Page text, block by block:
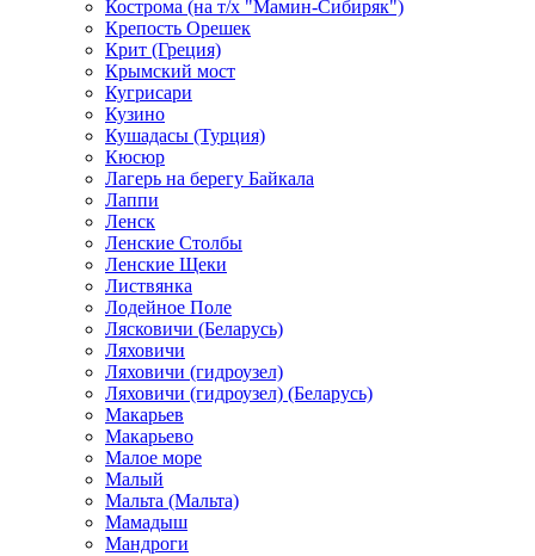
Кострома (на т/х "Мамин-Сибиряк")
Крепость Орешек
Крит (Греция)
Крымский мост
Кугрисари
Кузино
Кушадасы (Турция)
Кюсюр
Лагерь на берегу Байкала
Лаппи
Ленск
Ленские Столбы
Ленские Щеки
Листвянка
Лодейное Поле
Лясковичи (Беларусь)
Ляховичи
Ляховичи (гидроузел)
Ляховичи (гидроузел) (Беларусь)
Макарьев
Макарьево
Малое море
Малый
Мальта (Мальта)
Мамадыш
Мандроги